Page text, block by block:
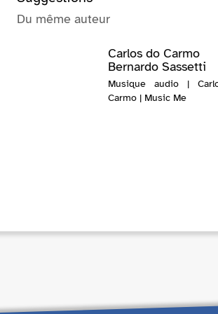
Du même auteur
Carlos do Carmo
Bernardo Sassetti
Musique audio |
Carmo | Music Me